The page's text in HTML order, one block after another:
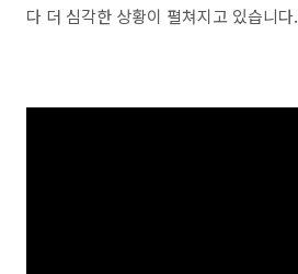
다 더 심각한 상황이 펼쳐지고 있습니다.